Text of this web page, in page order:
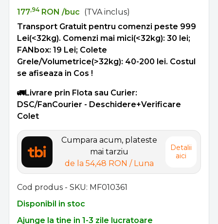
177,94 RON /buc (TVA inclus)
Transport Gratuit pentru comenzi peste 999
Lei(<32kg). Comenzi mai mici(<32kg): 30 lei;
FANbox: 19 Lei; Colete
Grele/Volumetrice(>32kg): 40-200 lei. Costul
se afiseaza in Cos !
🚛Livrare prin Flota sau Curier:
DSC/FanCourier - Deschidere+Verificare
Colet
Cumpara acum, plateste
mai tarziu
de la 54,48 RON / Luna
Detalii
aici
Cod produs - SKU
MF010361
Disponibil in stoc
Ajunge la tine in 1-3 zile lucratoare